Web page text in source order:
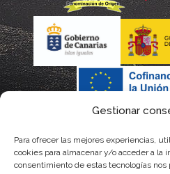
Gestionar
Para ofrecer las mejores experiencias,
cookies para almacenar y/o acceder a la
consentimiento de estas tecnologías nos